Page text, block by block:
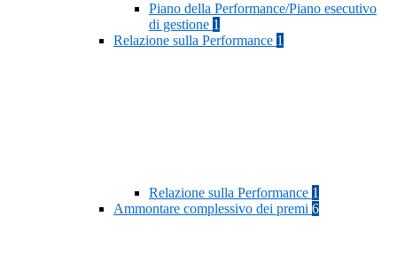
Piano della Performance/Piano esecutivo
di gestione 1
Relazione sulla Performance 1
Relazione sulla Performance 1
Ammontare complessivo dei premi 6